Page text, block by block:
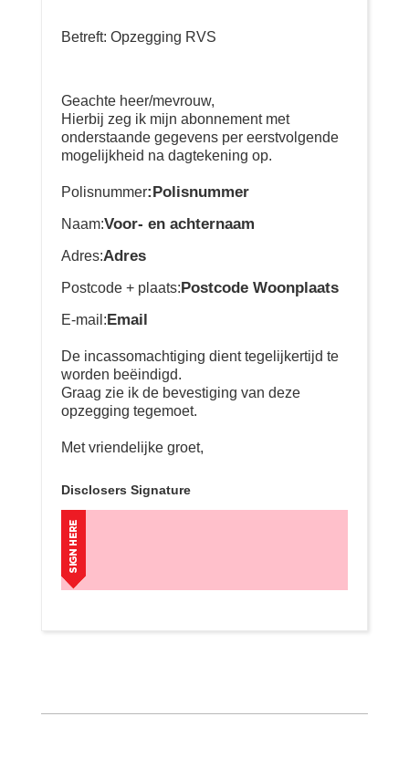
Betreft: Opzegging RVS
Geachte heer/mevrouw,
Hierbij zeg ik mijn abonnement met
onderstaande gegevens per eerstvolgende
mogelijkheid na dagtekening op.
Polisnummer:Polisnummer
Naam:Voor- en achternaam
Adres:Adres
Postcode + plaats:Postcode Woonplaats
E-mail:Email
De incassomachtiging dient tegelijkertijd te
worden beëindigd.
Graag zie ik de bevestiging van deze
opzegging tegemoet.
Met vriendelijke groet,
Disclosers Signature